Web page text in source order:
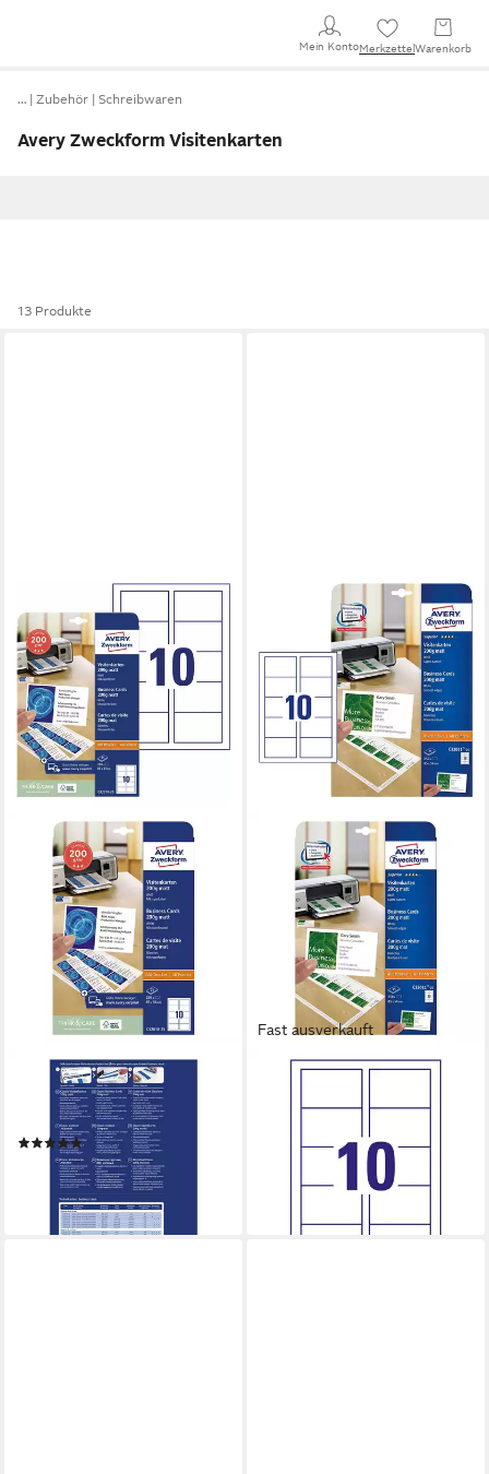
Mein KontoMerkzettel Warenkorb
… Zubehör Schreibwaren
Avery Zweckform Visitenkarten
13 Produkte
AVERY ZWECKFORM
Visitenkarten, 25 Blatt = 250
Karten, blanko, weiß-matt
(1)
ab 21,41 €
lieferbar - in 5-6 Werktagen bei dir
Fast ausverkauft
AVERY ZWECKFORM
200 g/m²
(0,10 €/ 1 Stk)